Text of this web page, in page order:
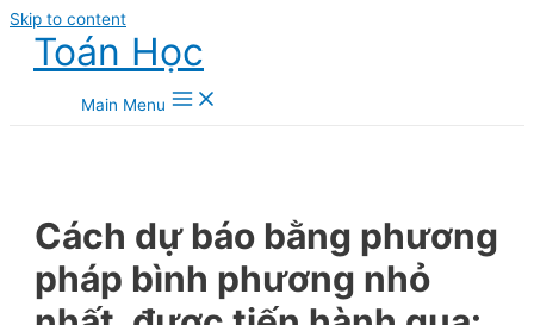
Skip to content
Toán Học
Main Menu
Cách dự báo bằng phương
pháp bình phương nhỏ